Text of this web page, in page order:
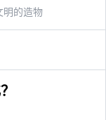
明的造物